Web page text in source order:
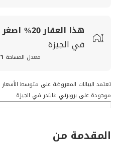
هذا العقار20% اصغر
في الجيزة
معدل المساحة
تعتمد البيانات المعروضة على متوسط
موجودة على بروبرتي فايندر في الجيزة
المقدمة من